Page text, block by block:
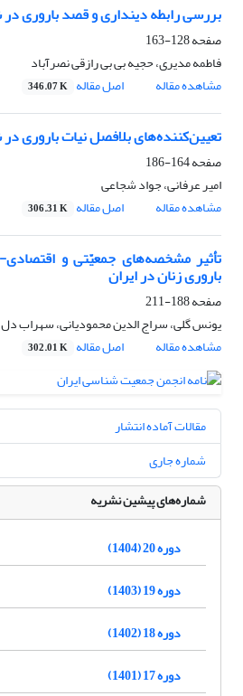
بررسی رابطه دینداری و قصد باروری
صفحه128-163
فاطمه مدیری، حجیه بی بی رازقی نصرآباد
مشاهده مقاله
اصل مقاله 346.07 K
تعیین‌کننده‌های بلافصل نیات باروری
صفحه164-186
امیر عرفانی، جواد شجاعی
مشاهده مقاله
اصل مقاله 306.31 K
تأثیر مشخصه‌های جمعیّتی و اقتصادی-
باروری زنان در ایران
صفحه188-211
یونس گلی، سراج الدین محمودیانی، سهراب دل
مشاهده مقاله
اصل مقاله 302.01 K
مقالات آماده انتشار
شماره جاری
شماره‌های پیشین نشریه
دوره 20 (1404)
دوره 19 (1403)
دوره 18 (1402)
دوره 17 (1401)